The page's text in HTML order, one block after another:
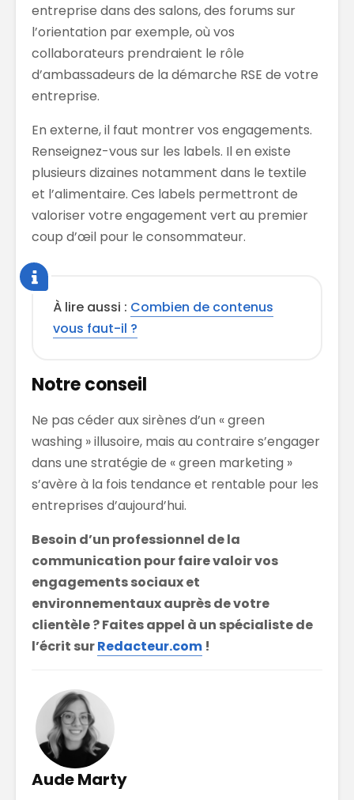
entreprise dans des salons, des forums sur
l’orientation par exemple, où vos
collaborateurs prendraient le rôle
d’ambassadeurs de la démarche RSE de votre
entreprise.
En externe, il faut montrer vos engagements.
Renseignez-vous sur les labels. Il en existe
plusieurs dizaines notamment dans le textile
et l’alimentaire. Ces labels permettront de
valoriser votre engagement vert au premier
coup d’œil pour le consommateur.
À lire aussi : Combien de contenus
vous faut-il ?
Notre conseil
Ne pas céder aux sirènes d’un « green
washing » illusoire, mais au contraire s’engager
dans une stratégie de « green marketing »
s’avère à la fois tendance et rentable pour les
entreprises d’aujourd’hui.
Besoin d’un professionnel de la
communication pour faire valoir vos
engagements sociaux et
environnementaux auprès de votre
clientèle ? Faites appel à un spécialiste de
l’écrit surRedacteur.com !
Aude Marty